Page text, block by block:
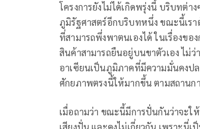
โครงการยังไม่ได้เกิดพรุ่งนี้ บริบทต่
ภูมิรัฐศาสตร์อีกบริบทหนึ่ง ขณะนี้เร
ที่สามารถพึ่งพาตนเองได้ ในเรื่องข
สินค้าสามารถยืนอยู่บนขาตัวเอง ไม่
อาเซียนเป็นภูมิภาคที่มีความมั่นคงป
ศักยภาพตรงนี้ให้มากขึ้น ตามสถานก
เมื่อถามว่า ขณะนี้มีการปั่นกันว่าจะใ